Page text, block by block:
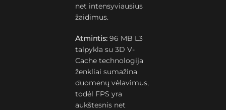
net intensyviausius
žaidimus.
Atmintis: 96 MB L3
talpykla su 3D V-
Cache technologija
ženkliai sumažina
duomenų vėlavimus,
todėl FPS yra
aukštesnis net